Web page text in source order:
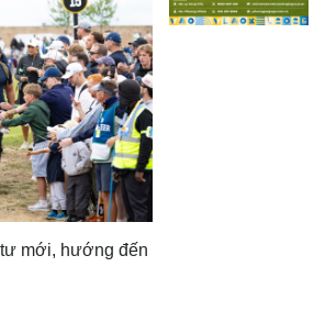
mới, hướng đến